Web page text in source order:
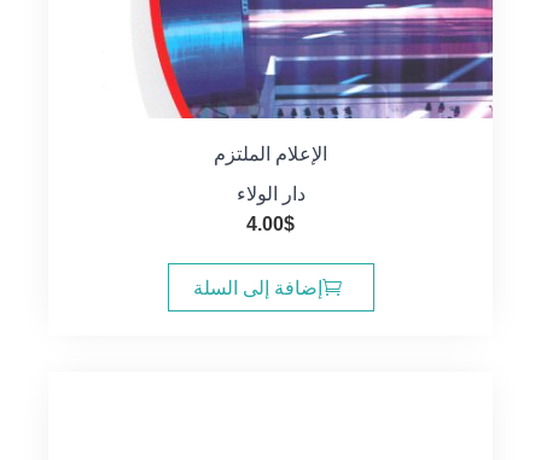
الإعلام الملتزم
دار الولاء
4.00$
إضافة إلى السلة